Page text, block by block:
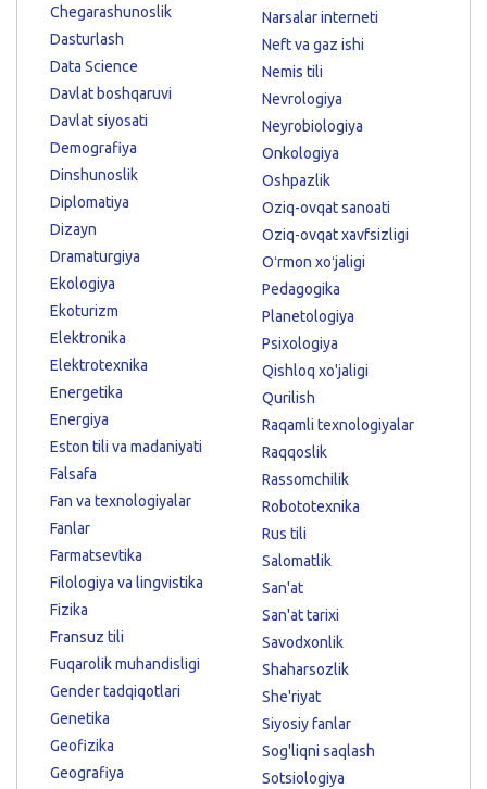
Chegarashunoslik
Dasturlash
Data Science
Davlat boshqaruvi
Davlat siyosati
Demografiya
Dinshunoslik
Diplomatiya
Dizayn
Dramaturgiya
Ekologiya
Ekoturizm
Elektronika
Elektrotexnika
Energetika
Energiya
Eston tili va madaniyati
Falsafa
Fan va texnologiyalar
Fanlar
Farmatsevtika
Filologiya va lingvistika
Fizika
Fransuz tili
Fuqarolik muhandisligi
Gender tadqiqotlari
Genetika
Geofizika
Geografiya
Narsalar interneti
Neft va gaz ishi
Nemis tili
Nevrologiya
Neyrobiologiya
Onkologiya
Oshpazlik
Oziq-ovqat sanoati
Oziq-ovqat xavfsizligi
Oʻrmon xoʻjaligi
Pedagogika
Planetologiya
Psixologiya
Qishloq xo'jaligi
Qurilish
Raqamli texnologiyalar
Raqqoslik
Rassomchilik
Robototexnika
Rus tili
Salomatlik
San'at
San'at tarixi
Savodxonlik
Shaharsozlik
She'riyat
Siyosiy fanlar
Sog'liqni saqlash
Sotsiologiya